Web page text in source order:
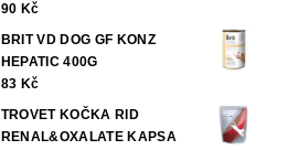
90 Kč
BRIT VD DOG GF KONZ
HEPATIC 400G
83 Kč
TROVET KOČKA RID
RENAL&OXALATE KAPSA